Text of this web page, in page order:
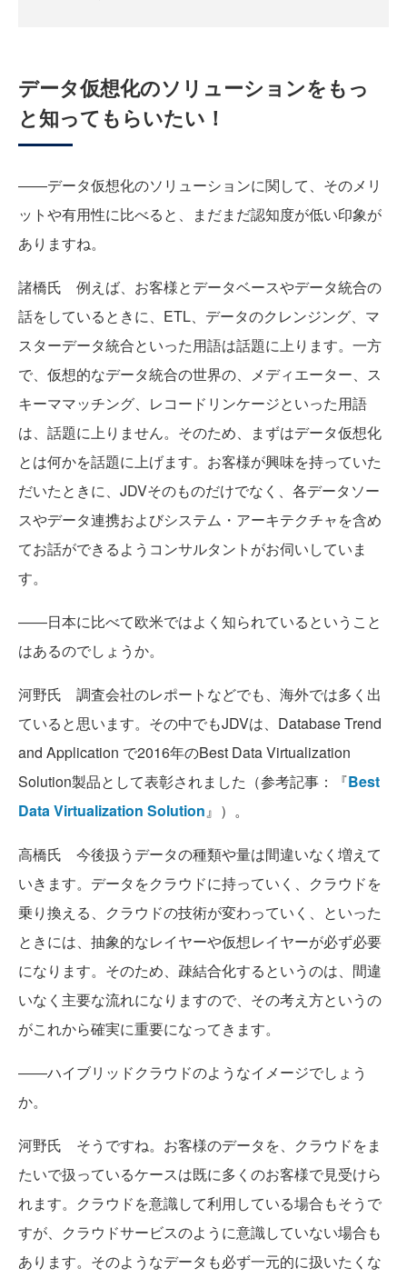
データ仮想化のソリューションをもっ
と知ってもらいたい！
――データ仮想化のソリューションに関して、そのメリ
ットや有用性に比べると、まだまだ認知度が低い印象が
ありますね。
諸橋氏 例えば、お客様とデータベースやデータ統合の
話をしているときに、ETL、データのクレンジング、マ
スターデータ統合といった用語は話題に上ります。一方
で、仮想的なデータ統合の世界の、メディエーター、ス
キーママッチング、レコードリンケージといった用語
は、話題に上りません。そのため、まずはデータ仮想化
とは何かを話題に上げます。お客様が興味を持っていた
だいたときに、JDVそのものだけでなく、各データソー
スやデータ連携およびシステム・アーキテクチャを含め
てお話ができるようコンサルタントがお伺いしていま
す。
――日本に比べて欧米ではよく知られているということ
はあるのでしょうか。
河野氏 調査会社のレポートなどでも、海外では多く出
ていると思います。その中でもJDVは、Database Trend
and Application で2016年のBest Data Virtualization
Solution製品として表彰されました（参考記事：『Best
Data Virtualization Solution 』）。
高橋氏 今後扱うデータの種類や量は間違いなく増えて
いきます。データをクラウドに持っていく、クラウドを
乗り換える、クラウドの技術が変わっていく、といった
ときには、抽象的なレイヤーや仮想レイヤーが必ず必要
になります。そのため、疎結合化するというのは、間違
いなく主要な流れになりますので、その考え方というの
がこれから確実に重要になってきます。
――ハイブリッドクラウドのようなイメージでしょう
か。
河野氏 そうですね。お客様のデータを、クラウドをま
たいで扱っているケースは既に多くのお客様で見受けら
れます。クラウドを意識して利用している場合もそうで
すが、クラウドサービスのように意識していない場合も
あります。そのようなデータも必ず一元的に扱いたくな